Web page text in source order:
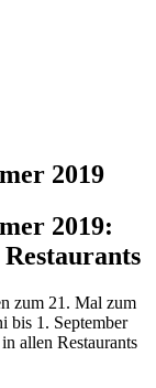
2019
2019:
zum 21. Mal zum
bis 1. September
allen Restaurants